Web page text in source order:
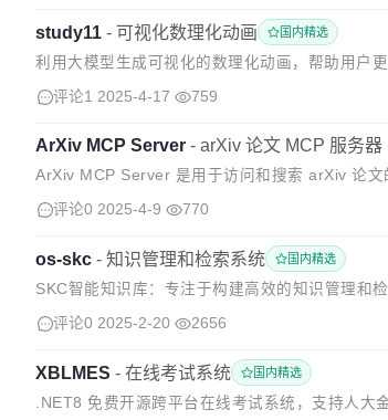
study11 - 可视化数理化动画 国内精选
利用大模型生成可视化的数理化动画，帮助用户
址：https://www.study11.ai/ 📂 源码仓库 前端（
评论1 2025-4-17 759
ArXiv MCP Server - arXiv 论文 MCP 服务器
ArXiv MCP Server 是用于访问和搜索 arXiv 论
功能： 支持按日期范围和类别...
评论0 2025-4-9 770
os-skc - 知识管理和检索系统 国内精选
SKC智能知识库：专注于构建高效的知识管理和
模型与知识管理的深度融合，在知识创建和检索
评论0 2025-2-20 2656
XBLMES - 在线考试系统 国内精选
.NET8 免费开源跨平台在线考试系统，支持人